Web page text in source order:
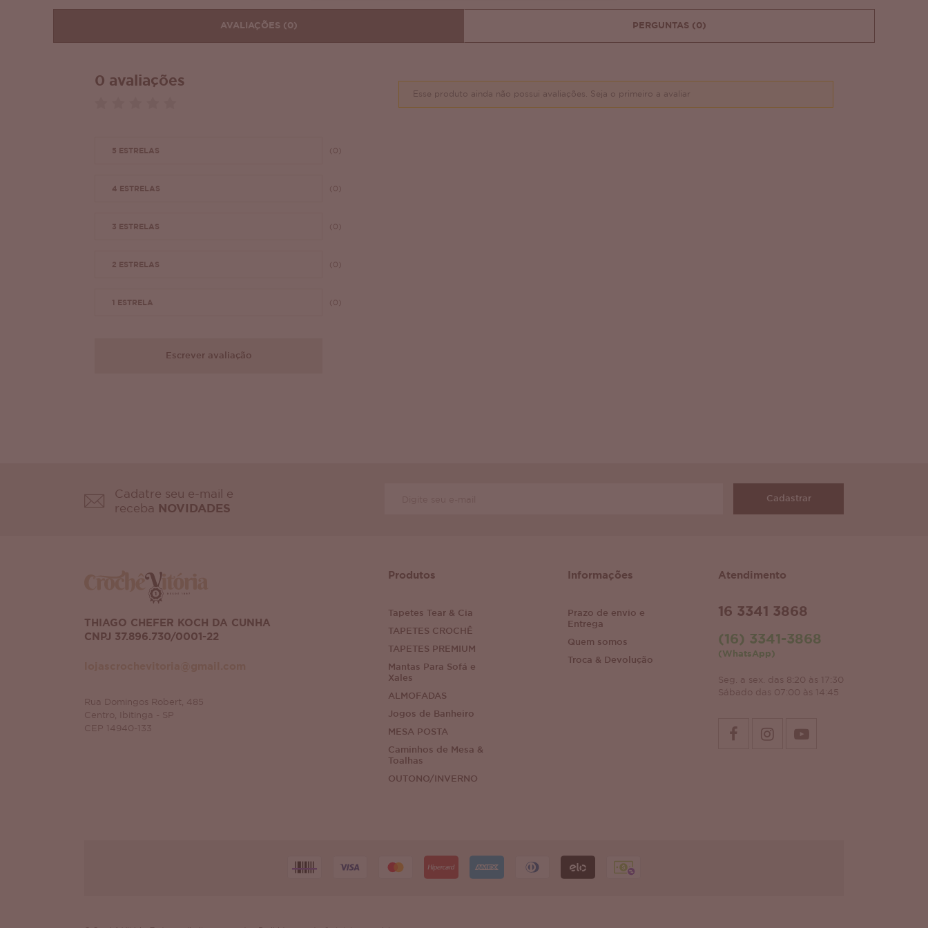
AVALIAÇÕES (0) PERGUNTAS (0)
0 avaliações
5 ESTRELAS (0)
4 ESTRELAS (0)
3 ESTRELAS (0)
2 ESTRELAS (0)
1 ESTRELA (0)
Escrever avaliação
Esse produto ainda não possui avaliações. Seja o primeiro a avaliar
Cadatre seu e-mail e
receba
NOVIDADES
Cadastrar
THIAGO CHEFER KOCH DA CUNHA
CNPJ 37.896.730/0001-22
Rua Domingos Robert, 485
Centro, Ibitinga - SP
CEP 14940-133
Produtos
Tapetes Tear & Cia
TAPETES CROCHÊ
TAPETES PREMIUM
Mantas Para Sofá e
Xales
ALMOFADAS
Jogos de Banheiro
MESA POSTA
Caminhos de Mesa &
Toalhas
OUTONO/INVERNO
Informações
Prazo de envio e
Entrega
Quem somos
Troca & Devolução
Atendimento
16 3341 3868
(16) 3341-3868
(WhatsApp)
Seg. a sex. das 8:20 às 17:30
Sábado das 07:00 às 14:45